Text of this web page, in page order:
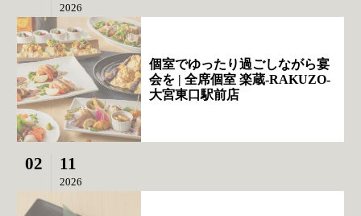
2026
個室でゆったり過ごしながら宴
会を | 全席個室 楽蔵‐RAKUZO‐
大宮東口駅前店
02 11
2026